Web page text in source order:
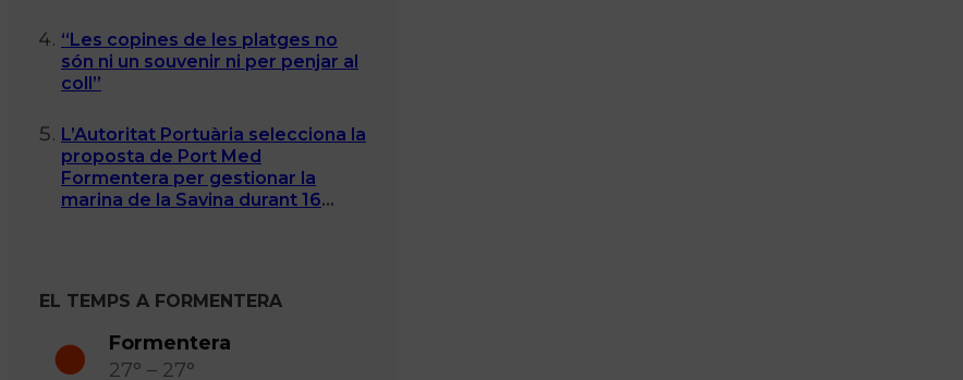
“Les copines de les platges no
són ni un souvenir ni per penjar al
coll”
L’Autoritat Portuària selecciona la
proposta de Port Med
Formentera per gestionar la
marina de la Savina durant 16
EL TEMPS A FORMENTERA
Formentera
27° – 27°